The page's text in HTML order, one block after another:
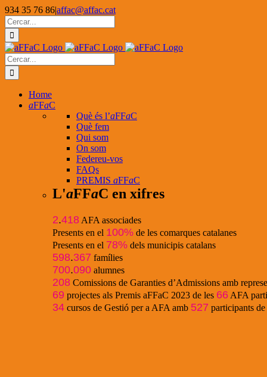
Skip
to
content
934 35 76 86|affac@affac.cat
Facebook
X
YouTube
Cerca
…
Cerca
…
Home
aFFaC
Què és l’aFFaC
Què fem
Qui som
On som
Federeu-vos
FAQs
PREMIS aFFaC
L'aFFaC en xifres
2.418 AFA associades
Presents en el 100% de les comarques catalanes
Presents en el 78% dels municipis catalans
598.367 famílies
700.090 alumnes
208 Comissions de Garanties d’Admissions amb
69 projectes als Premis aFFaC 2023 de les 66 AFA
34 cursos de Gestió per a AFA amb 527 participants de